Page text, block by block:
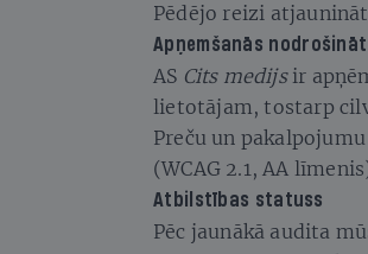
Pēdējo reizi
Apņemšanās
AS Cits medijsir
lietotājam, tostarp
Preču un
(WCAG 2.1, AA
Atbilstības statuss
Pēc jaunākā audita